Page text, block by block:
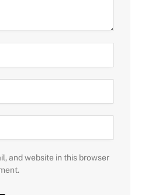
and website in this browser